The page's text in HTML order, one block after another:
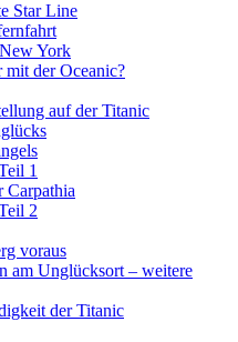
Star Line
York
der Oceanic?
auf der Titanic
1
Carpathia
2
voraus
am Unglücksort – weitere
der Titanic